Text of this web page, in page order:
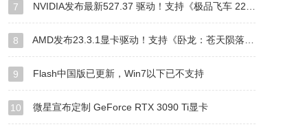
7 NVIDIA发布最新527.37 驱动！支持《极品飞车 22：不羁》和《漫威暗夜之子》
8 AMD发布23.3.1显卡驱动！支持《卧龙：苍天陨落》和《光环：无限》
9 Flash中国版已更新，Win7以下已不支持
10 微星宣布定制 GeForce RTX 3090 Ti显卡